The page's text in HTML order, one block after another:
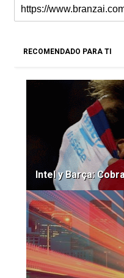
RECOMENDADO PARA TI
Intel y Barça: